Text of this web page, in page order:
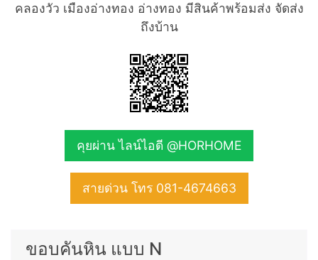
คลองวัว เมืองอ่างทอง อ่างทอง มีสินค้าพร้อมส่ง จัดส่ง
ถึงบ้าน
คุยผ่าน ไลน์ไอดี @HORHOME
สายด่วน โทร 081-4674663
ขอบคันหิน แบบ N